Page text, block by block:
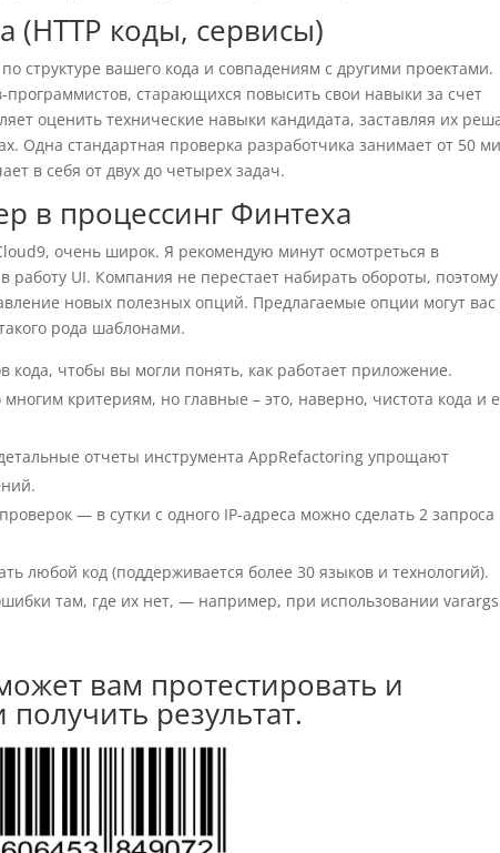
(HTTP коды, сервисы)
структуре вашего кода и совпадениям с другими проектами.
старающихся повысить свои навыки за счет
оценить технические навыки кандидата, заставляя их
Одна стандартная проверка разработчика занимает от 50
в себя от двух до четырех задач.
в процессинг Финтеха
очень широк. Я рекомендую минут осмотреться в
работу UI. Компания не перестает набирать обороты,
новых полезных опций. Предлагаемые опции могут вас
рода шаблонами.
чтобы вы могли понять, как работает приложение.
критериям, но главные – это, наверно, чистота кода и
отчеты инструмента AppRefactoring упрощают
— в сутки с одного IP-адреса можно сделать 2 запроса
любой код (поддерживается более 30 языков и технологий).
там, где их нет, — например, при использовании varargs
вам протестировать и
результат.